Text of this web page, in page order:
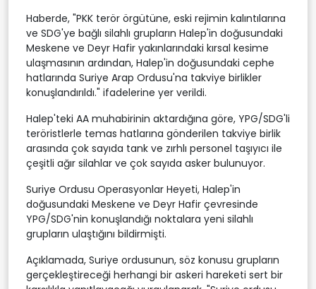
Haberde, "PKK terör örgütüne, eski rejimin kalıntılarına
ve SDG'ye bağlı silahlı grupların Halep'in doğusundaki
Meskene ve Deyr Hafir yakınlarındaki kırsal kesime
ulaşmasının ardından, Halep'in doğusundaki cephe
hatlarında Suriye Arap Ordusu'na takviye birlikler
konuşlandırıldı." ifadelerine yer verildi.
Halep'teki AA muhabirinin aktardığına göre, YPG/SDG'li
teröristlerle temas hatlarına gönderilen takviye birlik
arasında çok sayıda tank ve zırhlı personel taşıyıcı ile
çeşitli ağır silahlar ve çok sayıda asker bulunuyor.
Suriye Ordusu Operasyonlar Heyeti, Halep'in
doğusundaki Meskene ve Deyr Hafir çevresinde
YPG/SDG'nin konuşlandığı noktalara yeni silahlı
grupların ulaştığını bildirmişti.
Açıklamada, Suriye ordusunun, söz konusu grupların
gerçekleştireceği herhangi bir askeri hareketi sert bir